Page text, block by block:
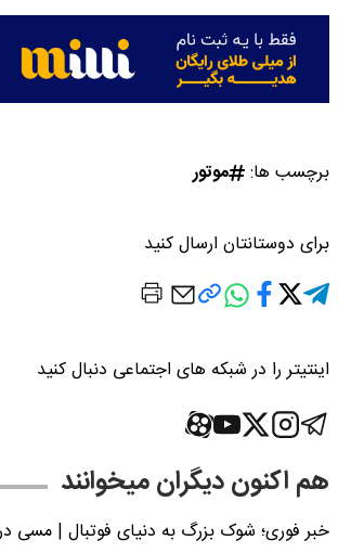
برچسب ها: موتور
برای دوستانتان ارسال کنید
اینتیتر را در شبکه های اجتماعی دنبال کنید
هم اکنون دیگران میخوانند
خبر فوری؛‌ شوک بزرگ به دنیای فوتبال | مسی